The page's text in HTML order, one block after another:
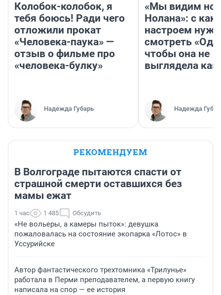
Колобок-колобок, я
тебя боюсь! Ради чего
отложили прокат
«Человека-паука» —
отзыв о фильме про
«человека-булку»
Надежда Губарь
«Мы видим
Нолана»: с
настроем
смотреть
чтобы она не
выглядела как
Надежда
РЕКОМЕНДУЕМ
В Волгограде пытаются спасти от
страшной смерти оставшихся без
мамы ежат
1 час 1 485 Обсудить
«Не вольеры, а камеры пыток»: девушка
пожаловалась на состояние экопарка «Лотос» в
Уссурийске
Автор фантастического трехтомника «Трилунье»
работала в Перми преподавателем, а первую книгу
написала на спор — ее история